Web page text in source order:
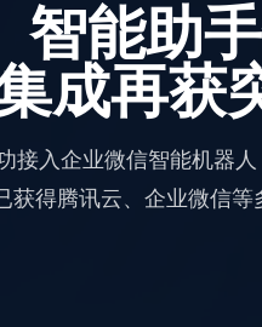
智能助
成再获
接入企业微信智能机器
得腾讯云、企业微信等